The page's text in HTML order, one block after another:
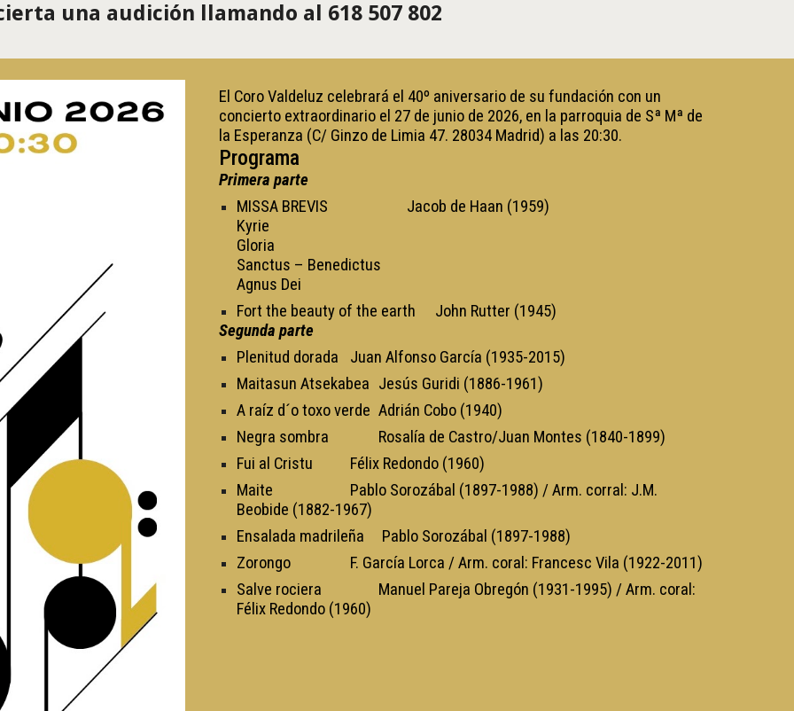
una audición llamando al 618 507 802
El Coro Valdeluz celebrará el 40º aniversario de su fundación con un
concierto extraordinario el 27 de junio de 2026, en la parroquia de Sª Mª de
la Esperanza (C/ Ginzo de Limia 47. 28034 Madrid) a las 20:30.
Programa
Primera parte
MISSA BREVIS
Jacob de Haan (1959)
Kyrie
Gloria
Sanctus – Benedictus
Agnus Dei
Fort the beauty of the earth
John Rutter (1945)
Segunda parte
Plenitud dorada
Juan Alfonso García (1935-2015)
Maitasun Atsekabea Jesús Guridi (1886-1961)
A raíz d´o toxo verde Adrián Cobo (1940)
Negra sombra
Rosalía de Castro/Juan Montes (1840-1899)
Fui al Cristu
Félix Redondo (1960)
Maite
Pablo Sorozábal (1897-1988) / Arm. corral: J.M.
Beobide (1882-1967)
Ensalada madrileña Pablo Sorozábal (1897-1988)
Zorongo
F. García Lorca / Arm. coral: Francesc Vila (1922-2011)
Salve rociera
Manuel Pareja Obregón (1931-1995) / Arm. coral:
Félix Redondo (1960)